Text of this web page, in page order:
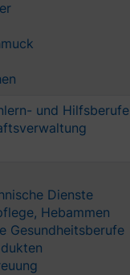
und Hilfsberufe
Dienste
Hebammen
Gesundheitsberufe